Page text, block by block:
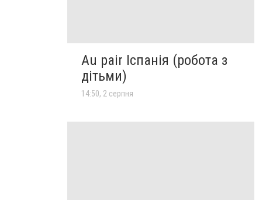
Au pair Іспанія (робота з
дітьми)
14:50, 2 серпня